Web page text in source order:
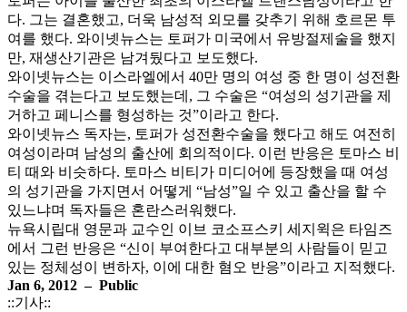
다. 그는 결혼했고, 더욱 남성적 외모를 갖추기 위해 호르몬 투
여를 했다. 와이넷뉴스는 토퍼가 미국에서 유방절제술을 했지
만, 재생산기관은 남겨뒀다고 보도했다.
와이넷뉴스는 이스라엘에서 40만 명의 여성 중 한 명이 성전환
수술을 겪는다고 보도했는데, 그 수술은 “여성의 성기관을 제
거하고 페니스를 형성하는 것”이라고 한다.
와이넷뉴스 독자는, 토퍼가 성전환수술을 했다고 해도 여전히
여성이라며 남성의 출산에 회의적이다. 이런 반응은 토마스 비
티 때와 비슷하다. 토마스 비티가 미디어에 등장했을 때 여성
의 성기관을 가지면서 어떻게 “남성”일 수 있고 출산을 할 수
있느냐며 독자들은 혼란스러워했다.
뉴욕시립대 영문과 교수인 이브 코소프스키 세지윅은 타임즈
에서 그런 반응은 “신이 부여한다고 대부분의 사람들이 믿고
있는 정체성이 변하자, 이에 대한 혐오 반응”이라고 지적했다.
Jan 6, 2012 – Public
::기사::